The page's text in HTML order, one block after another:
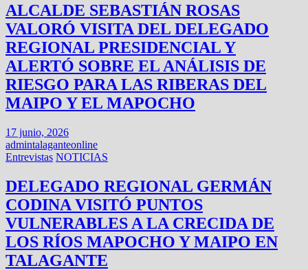
ALCALDE SEBASTIÁN ROSAS
VALORÓ VISITA DEL DELEGADO
REGIONAL PRESIDENCIAL Y
ALERTÓ SOBRE EL ANÁLISIS DE
RIESGO PARA LAS RIBERAS DEL
MAIPO Y EL MAPOCHO
17 junio, 2026
admintalaganteonline
Entrevistas NOTICIAS
DELEGADO REGIONAL GERMÁN
CODINA VISITÓ PUNTOS
VULNERABLES A LA CRECIDA DE
LOS RÍOS MAPOCHO Y MAIPO EN
TALAGANTE